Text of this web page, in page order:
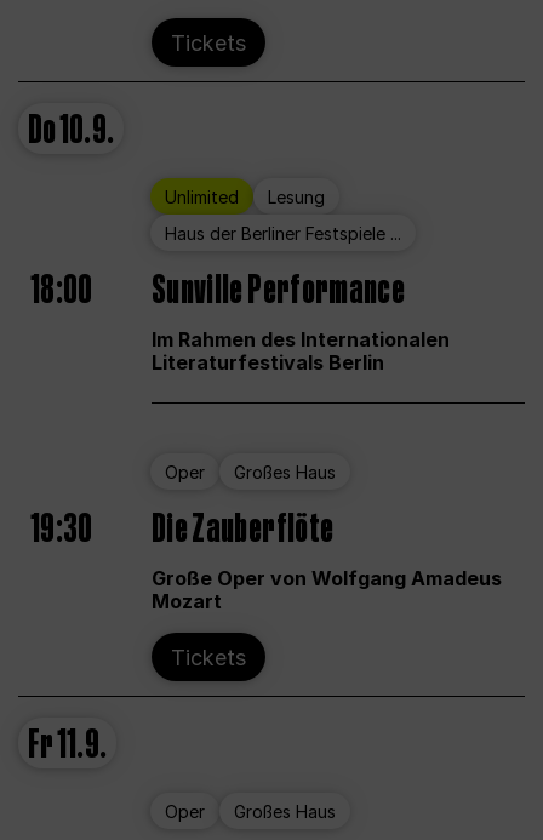
Tickets
Do10.9.
Unlimited
Lesung
Haus der Berliner Festspiele ...
18:00 Sunville Performance
Im Rahmen des Internationalen
Literaturfestivals Berlin
Oper Großes Haus
19:30 Die Zauberflöte
Große Oper von Wolfgang Amadeus
Mozart
Tickets
Fr11.9.
Oper Großes Haus